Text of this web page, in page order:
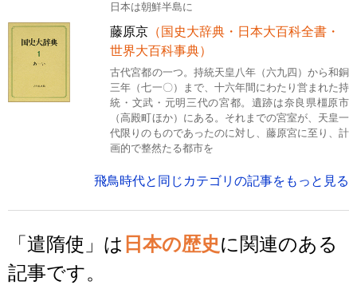
日本は朝鮮半島に
藤原京 （国史大辞典・日本大百科全書・
世界大百科事典）
古代宮都の一つ。持統天皇八年（六九四）から和銅
三年（七一〇）まで、十六年間にわたり営まれた持
統・文武・元明三代の宮都。遺跡は奈良県橿原市
（高殿町ほか）にある。それまでの宮室が、天皇一
代限りのものであったのに対し、藤原宮に至り、計
画的で整然たる都市を
飛鳥時代と同じカテゴリの記事をもっと見る
「遣隋使」は 日本の歴史に関連のある
記事です。